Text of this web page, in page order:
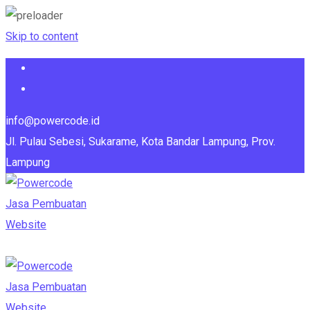
Skip to content
info@powercode.id
Jl. Pulau Sebesi, Sukarame, Kota Bandar Lampung, Prov.
Lampung